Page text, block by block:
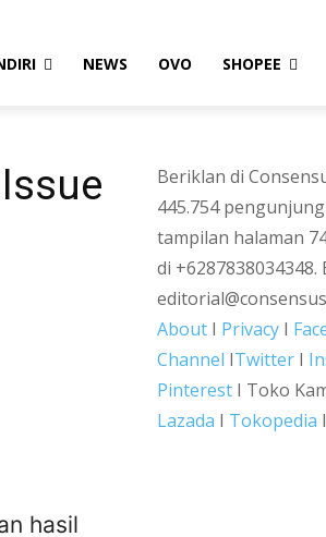
NEWS OVO SHOPEE
hasil
Beriklan di
445.754
tampilan halaman
di +6287838034348.
About I Privacy I
Channel ITwitter I
Pinterest I Toko
Lazada I Tokopedia I